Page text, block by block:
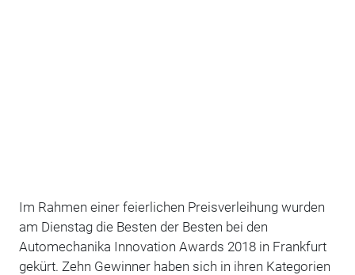
Im Rahmen einer feierlichen Preisverleihung wurden
am Dienstag die Besten der Besten bei den
Automechanika Innovation Awards 2018 in Frankfurt
gekürt. Zehn Gewinner haben sich in ihren Kategorien